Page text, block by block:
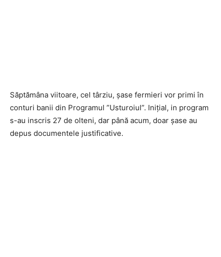
Săptămâna viitoare, cel târziu, șase fermieri vor primi în
conturi banii din Programul ”Usturoiul”. Inițial, in program
s-au inscris 27 de olteni, dar până acum, doar șase au
depus documentele justificative.